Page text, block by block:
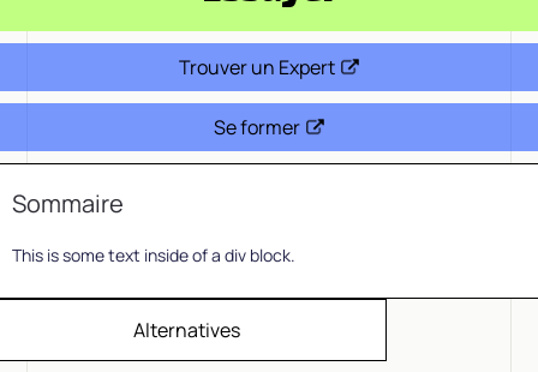
Trouver un Expert
Se former
Sommaire
This is some text inside of a div block.
Alternatives